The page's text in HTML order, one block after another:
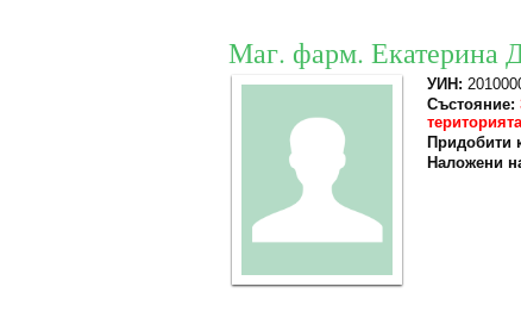
Маг. фарм. Екатерина
УИН:
Състояние:
Придобити
Наложени